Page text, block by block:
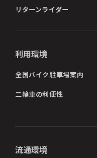
リターンライダー
利用環境
全国バイク駐車場案内
二輪車の利便性
流通環境